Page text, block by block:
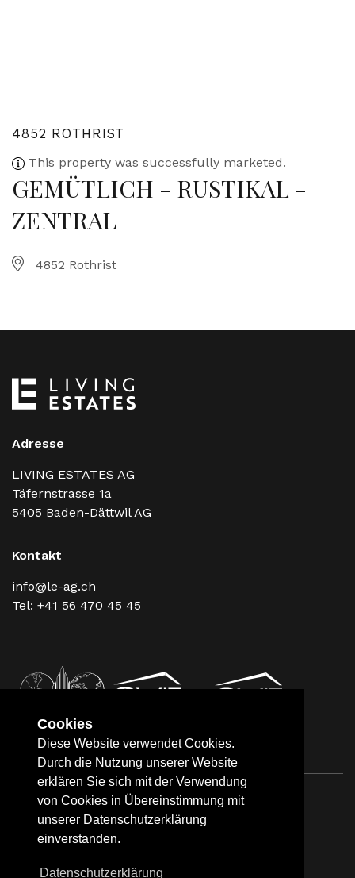
Cookies
Diese Website verwendet Cookies.
Durch die Nutzung unserer Website
erklären Sie sich mit der Verwendung
von Cookies in Übereinstimmung mit
unserer Datenschutzerklärung
einverstanden.
Datenschutzerklärung
4852 ROTHRIST
This property was successfully marketed.
GEMÜTLICH - RUSTIKAL -
ZENTRAL
4852 Rothrist
Adresse
LIVING ESTATES AG
Täfernstrasse 1a
5405 Baden-Dättwil AG
Kontakt
info@le-ag.ch
Tel: +41 56 470 45 45
Impressum Datenschutz